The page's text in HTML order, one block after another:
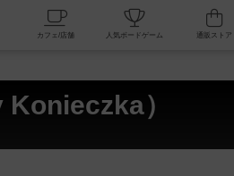
掲示板一覧 カフェ/店舗 人気ボード
）